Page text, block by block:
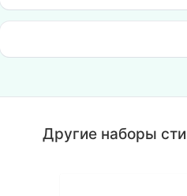
Другие наборы